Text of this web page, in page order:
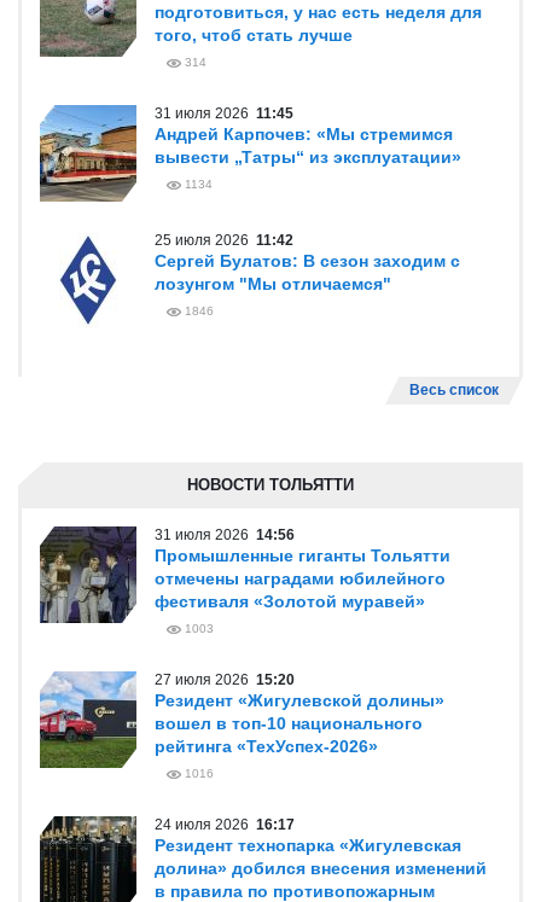
подготовиться, у нас есть неделя для
того, чтоб стать лучше
314
31 июля 2026 11:45
Андрей Карпочев: «Мы стремимся
вывести „Татры“ из эксплуатации»
1134
25 июля 2026 11:42
Сергей Булатов: В сезон заходим с
лозунгом "Мы отличаемся"
1846
Весь список
НОВОСТИ ТОЛЬЯТТИ
31 июля 2026 14:56
Промышленные гиганты Тольятти
отмечены наградами юбилейного
фестиваля «Золотой муравей»
1003
27 июля 2026 15:20
Резидент «Жигулевской долины»
вошел в топ-10 национального
рейтинга «ТехУспех-2026»
1016
24 июля 2026 16:17
Резидент технопарка «Жигулевская
долина» добился внесения изменений
в правила по противопожарным